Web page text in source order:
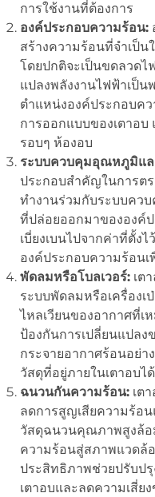
การใช้งานที่ต้องการ
องค์ประกอบความร้อน:
สร้างความร้อนที่จำเป็
โดยปกติจะเป็นขดลวด
แปลงพลังงานไฟฟ้าเป็น
ตำแหน่งองค์ประกอบค
การออกแบบของเตาอ
รอบๆ ห้องอบ
ระบบควบคุมอุณหภูมิแ
ประกอบสำคัญในการต
ทำงานร่วมกับระบบคว
ที่ปล่อยออกมาขององค์
เบี่ยงเบนไปจากค่าที่ตั้ง
องค์ประกอบความร้อน
พัดลมหรือโบลเวอร์: เต
ระบบพัดลมหรือเครื่อง
ไหลเวียนของอากาศที่เ
ป้องกันการเปลี่ยนแปล
กระจายอากาศร้อนอย่า
วัสดุที่อยู่ภายในเตาอบไ
ฉนวนกันความร้อน: เต
ลดการสูญเสียความร้อ
วัสดุฉนวนคุณภาพสูงล้อ
ความร้อนสู่สภาพแวดล้
ประสิทธิภาพช่วยปรับป
เตาอบและลดความเสี่ย